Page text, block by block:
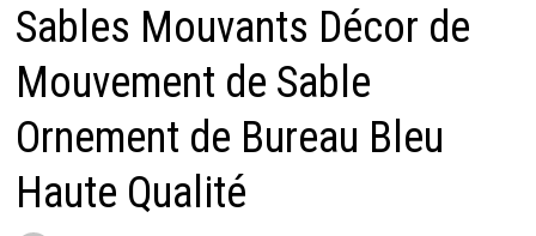
Sables Mouvants Décor de
Mouvement de Sable
Ornement de Bureau Bleu
Haute Qualité